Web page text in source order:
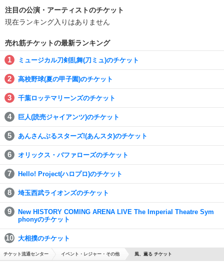
注目の公演・アーティストのチケット
現在ランキング入りはありません
売れ筋チケットの最新ランキング
ミュージカル刀剣乱舞(刀ミュ)のチケット
高校野球(夏の甲子園)のチケット
千葉ロッテマリーンズのチケット
巨人(読売ジャイアンツ)のチケット
あんさんぶるスターズ!(あんスタ)のチケット
オリックス・バファローズのチケット
Hello! Project(ハロプロ)のチケット
埼玉西武ライオンズのチケット
New HISTORY COMING ARENA LIVE The Imperial Theatre Sym
phonyのチケット
大相撲のチケット
チケット流通センター イベント・レジャー・その他 風、薫る チケット